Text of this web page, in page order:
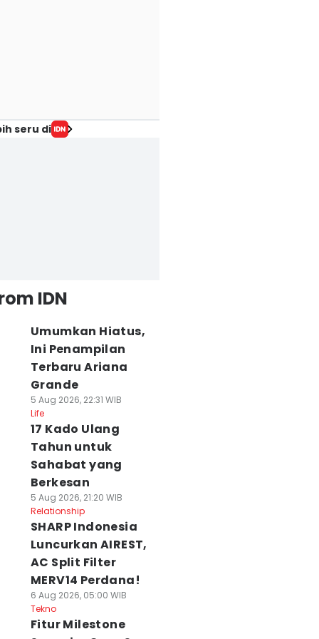
seru di
IDN
Umumkan Hiatus,
Ini Penampilan
Terbaru Ariana
Grande
5 Aug 2026, 22:31 WIB
Life
17 Kado Ulang
Tahun untuk
Sahabat yang
Berkesan
5 Aug 2026, 21:20 WIB
Relationship
SHARP Indonesia
Luncurkan AIREST,
AC Split Filter
MERV14 Perdana!
6 Aug 2026, 05:00 WIB
Tekno
Fitur Milestone